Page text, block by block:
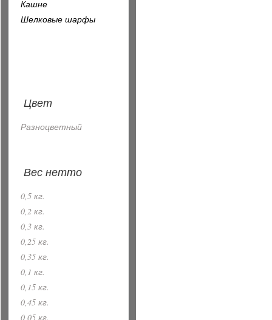
Кашне
Шелковые шарфы
Цвет
Разноцветный
Вес нетто
0,5 кг.
0,2 кг.
0,3 кг.
0,25 кг.
0,35 кг.
0,1 кг.
0,15 кг.
0,45 кг.
0,05 кг.